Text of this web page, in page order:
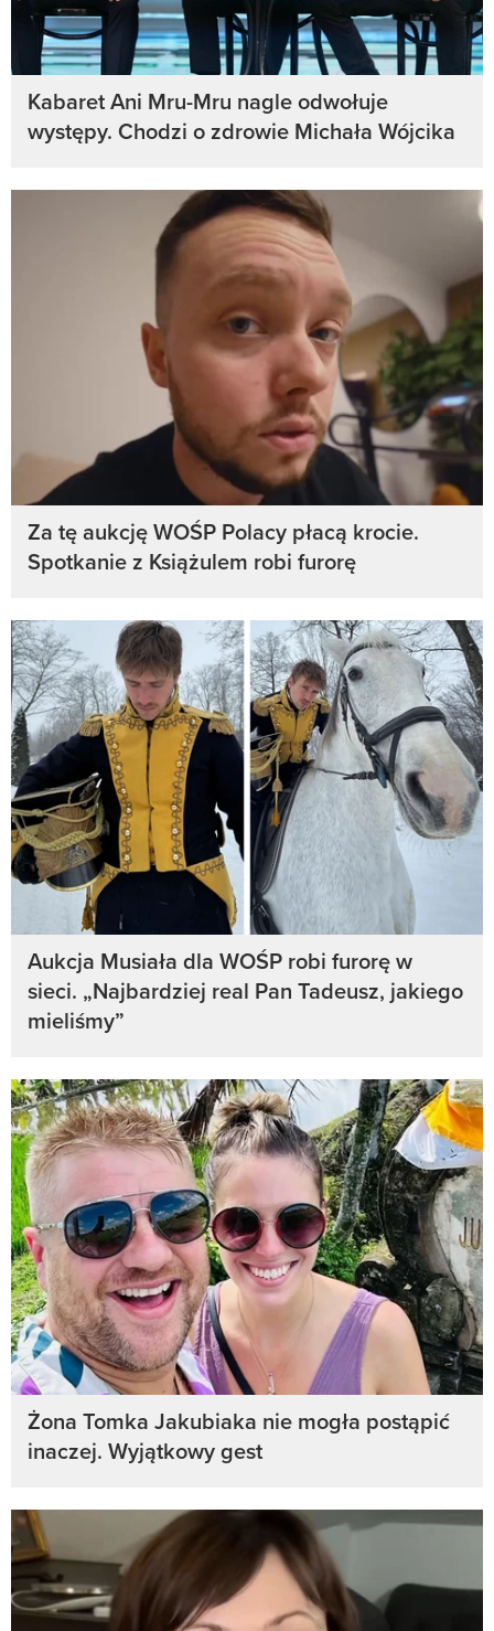
Kabaret Ani Mru-Mru nagle odwołuje
występy. Chodzi o zdrowie Michała Wójcika
Za tę aukcję WOŚP Polacy płacą krocie.
Spotkanie z Książulem robi furorę
Aukcja Musiała dla WOŚP robi furorę w
sieci. „Najbardziej real Pan Tadeusz, jakiego
mieliśmy”
Żona Tomka Jakubiaka nie mogła postąpić
inaczej. Wyjątkowy gest